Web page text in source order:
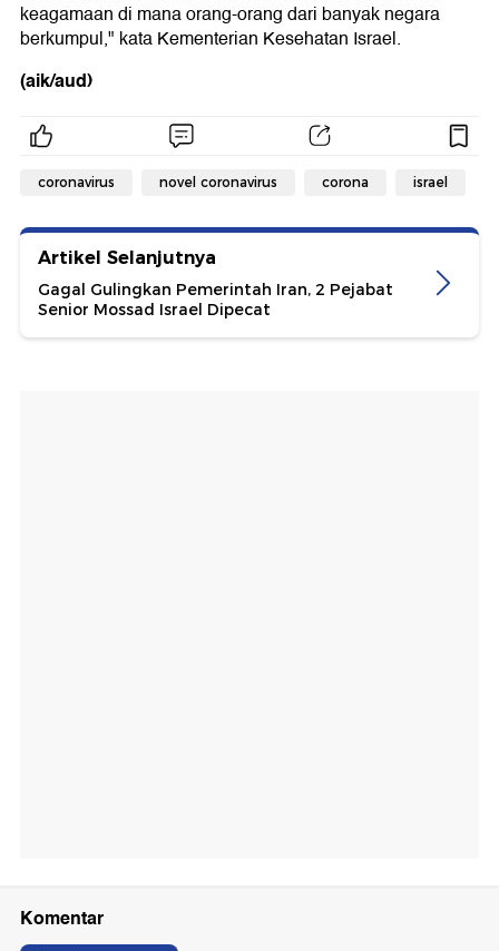
keagamaan di mana orang-orang dari banyak negara
berkumpul," kata Kementerian Kesehatan Israel.
(aik/aud)
coronavirus novel coronavirus corona israel
Artikel Selanjutnya
Gagal Gulingkan Pemerintah Iran, 2 Pejabat
Senior Mossad Israel Dipecat